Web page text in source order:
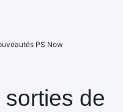
de
PS Now